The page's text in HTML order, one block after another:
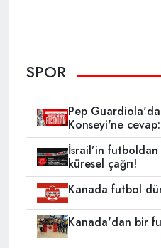
SPOR
Pep
Konseyi'ne
İsrail’in
küresel çağrı!
Kanada futbol
Kanada'dan bir